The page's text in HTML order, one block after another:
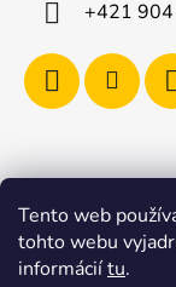
Tento web
tohto webu
informáciítu.
+421
Navštívte aj e-
Drumbla.sk |
Tento web